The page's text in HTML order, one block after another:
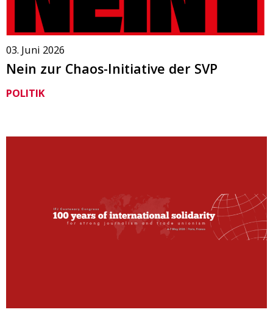
03. Juni 2026
Nein zur Chaos-Initiative der SVP
POLITIK